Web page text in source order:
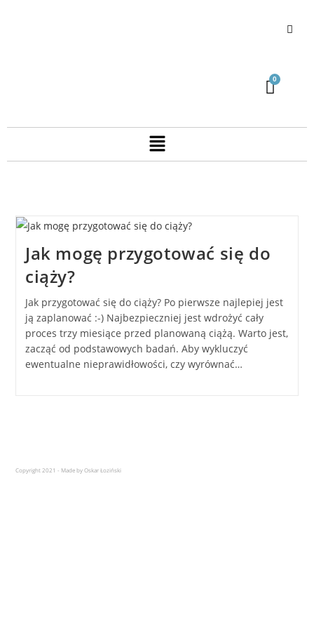
Jak mogę przygotować się do
ciąży?
Jak przygotować się do ciąży? Po pierwsze najlepiej jest
ją zaplanować :-) Najbezpieczniej jest wdrożyć cały
proces trzy miesiące przed planowaną ciążą. Warto jest,
zacząć od podstawowych badań. Aby wykluczyć
ewentualne nieprawidłowości, czy wyrównać…
Copyright 2021 - Made by Oskar Łoziński